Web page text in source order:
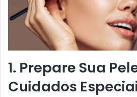
1. Prepare Sua
Cuidados